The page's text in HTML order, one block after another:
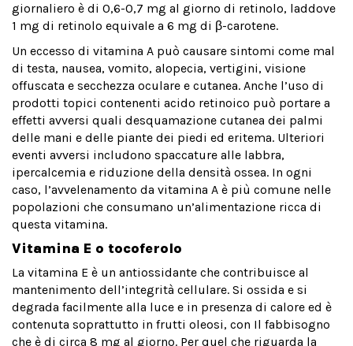
giornaliero è di 0,6-0,7 mg al giorno di retinolo, laddove
1 mg di retinolo equivale a 6 mg di β-carotene.
Un eccesso di vitamina A può causare sintomi come mal
di testa, nausea, vomito, alopecia, vertigini, visione
offuscata e secchezza oculare e cutanea. Anche l’uso di
prodotti topici contenenti acido retinoico può portare a
effetti avversi quali desquamazione cutanea dei palmi
delle mani e delle piante dei piedi ed eritema. Ulteriori
eventi avversi includono spaccature alle labbra,
ipercalcemia e riduzione della densità ossea. In ogni
caso, l’avvelenamento da vitamina A è più comune nelle
popolazioni che consumano un’alimentazione ricca di
questa vitamina.
Vitamina E o tocoferolo
La vitamina E è un antiossidante che contribuisce al
mantenimento dell’integrità cellulare. Si ossida e si
degrada facilmente alla luce e in presenza di calore ed è
contenuta soprattutto in frutti oleosi, con Il fabbisogno
che è di circa 8 mg al giorno. Per quel che riguarda la